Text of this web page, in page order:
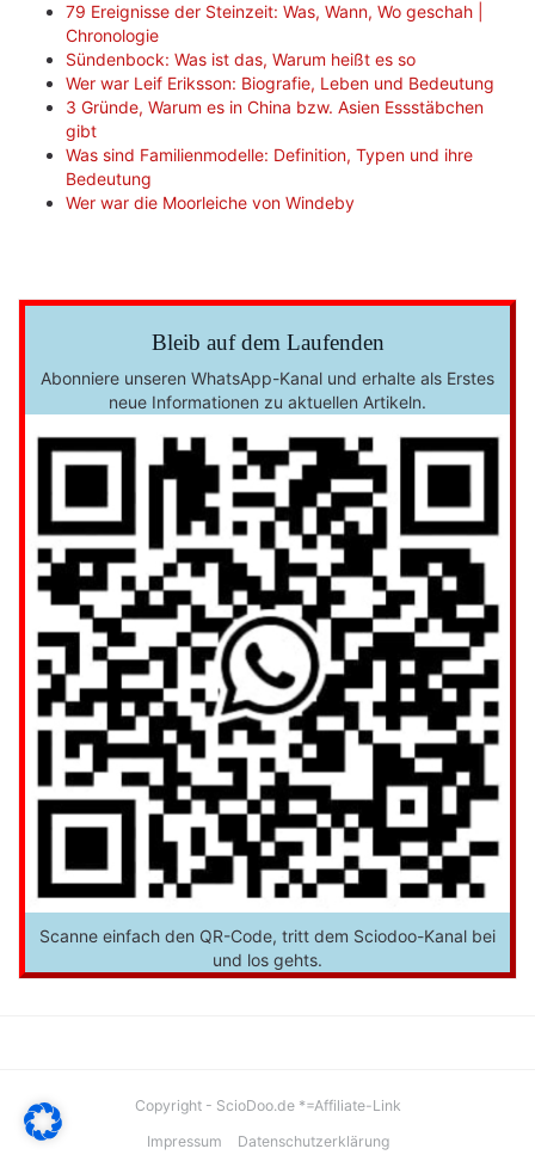
79 Ereignisse der Steinzeit: Was, Wann, Wo geschah |
Chronologie
Sündenbock: Was ist das, Warum heißt es so
Wer war Leif Eriksson: Biografie, Leben und Bedeutung
3 Gründe, Warum es in China bzw. Asien Essstäbchen
gibt
Was sind Familienmodelle: Definition, Typen und ihre
Bedeutung
Wer war die Moorleiche von Windeby
Bleib auf dem Laufenden
Abonniere unseren WhatsApp-Kanal und erhalte als Erstes
neue Informationen zu aktuellen Artikeln.
Scanne einfach den QR-Code, tritt dem Sciodoo-Kanal bei
und los gehts.
Copyright - ScioDoo.de *=Affiliate-Link
Impressum
Datenschutzerklärung